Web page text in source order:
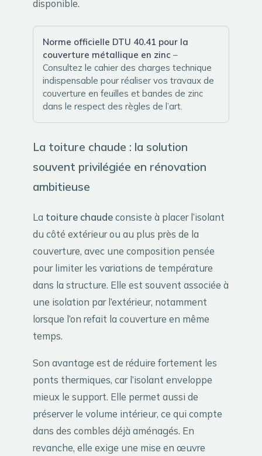
disponible.
Norme officielle DTU 40.41 pour la
couverture métallique en zinc –
Consultez le cahier des charges technique
indispensable pour réaliser vos travaux de
couverture en feuilles et bandes de zinc
dans le respect des règles de l’art.
La toiture chaude : la solution
souvent privilégiée en rénovation
ambitieuse
La toiture chaudeconsiste à placer l’isolant
du côté extérieur ou au plus près de la
couverture, avec une composition pensée
pour limiter les variations de température
dans la structure. Elle est souvent associée à
une isolation par l’extérieur, notamment
lorsque l’on refait la couverture en même
temps.
Son avantage est de réduire fortement les
ponts thermiques, car l’isolant enveloppe
mieux le support. Elle permet aussi de
préserver le volume intérieur, ce qui compte
dans des combles déjà aménagés. En
revanche, elle exige une mise en œuvre